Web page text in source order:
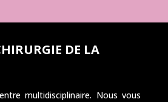
DE LA
multidisciplinaire. Nous vous